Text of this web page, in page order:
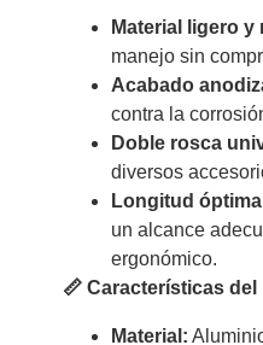
Material ligero y
manejo sin
Acabado
contra la
Doble rosca
diversos
Longitud
un alcance
ergonómico.
📏 Características
Material: